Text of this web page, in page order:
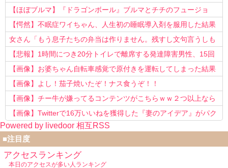
【ほぼブルマ】『ドラゴンボール』ブルマとチチのフュージョ
ン、クッソ可愛すぎるwwwwwww
【愕然】不眠症ワイちゃん、人生初の睡眠導入剤を服用した結果
ｗｗｗｗ
女さん「もう息子たちの弁当は作りません。残すし文句言うしも
う知らない！」
【悲報】1時間につき20分トイレで離席する発達障害男性、15回
以上転職を重ねてしまう
【画像】お婆ちゃん自転車感覚で原付きを運転してしまった結果
www
【画像】よし！茄子焼いたぞ！ナス食うぞ！！
【画像】チー牛が嫌ってるコンテンツがこちらｗｗ２つ以上なら
確定ｗｗ
【画像】Twitterで16万いいねを獲得した『妻のアイデア』がパク
リで草www
Powered by livedoor 相互RSS
■注目度
アクセスランキング
本日のアクセスが多い人ランキング